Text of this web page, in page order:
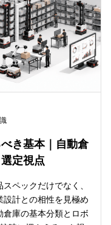
き基本｜自動倉
定視点
ペックだけでなく、
設計との相性を見極め
倉庫の基本分類とロボ